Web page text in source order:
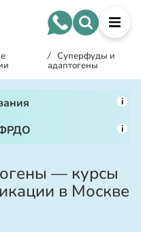
/ Суперфуды и
адаптогены
i
ФРДО i
— курсы
в Москве